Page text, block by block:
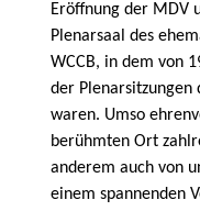
Eröffnung der MDV
Plenarsaal des
WCCB, in dem von
der Plenarsitzungen
waren. Umso
berühmten Ort
anderem auch von
einem spannenden